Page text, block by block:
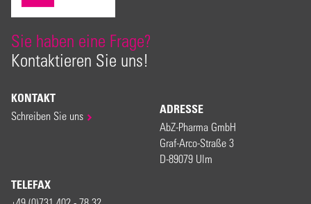
Sie haben eine Frage?
Kontaktieren Sie uns!
KONTAKT
Schreiben Sie uns ADRESSE
AbZ-Pharma GmbH
Graf-Arco-Straße 3
D-89079 Ulm
TELEFAX